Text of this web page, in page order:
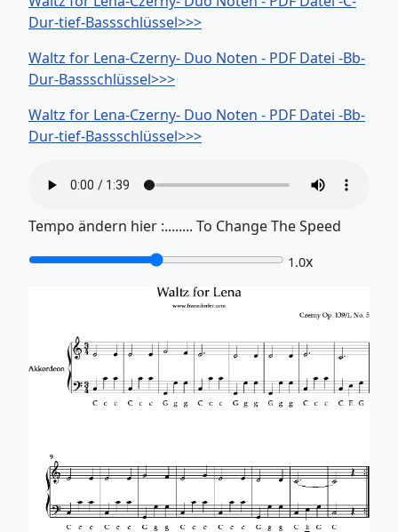
Dur-tief-Bassschlüssel>>>
Waltz for Lena-Czerny- Duo Noten - PDF Datei -Bb-
Dur-Bassschlüssel>>>
Waltz for Lena-Czerny- Duo Noten - PDF Datei -Bb-
Dur-tief-Bassschlüssel>>>
Tempo ändern hier :........ To Change The Speed
1.0x